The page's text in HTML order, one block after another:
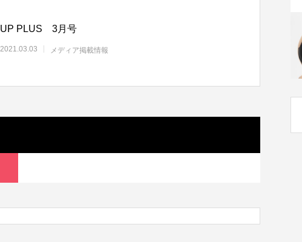
UP PLUS 3月号
2021.03.03 メディア掲載情報